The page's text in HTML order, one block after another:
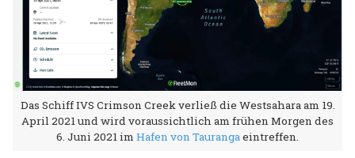
Das Schiff IVS Crimson Creek verließ die Westsahara am 19.
April 2021 und wird voraussichtlich am frühen Morgen des
6. Juni 2021 im Hafen von Taurangaeintreffen.